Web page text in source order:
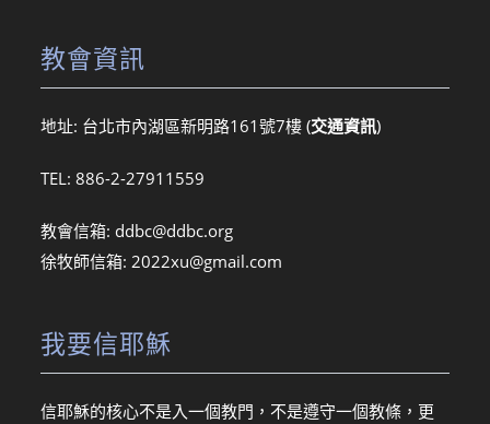
教會資訊
地址: 台北市內湖區新明路161號7樓 (交通資訊)
TEL: 886-2-27911559
教會信箱: ddbc@ddbc.org
徐牧師信箱:2022xu@gmail.com
我要信耶穌
信耶穌的核心不是入一個教門，不是遵守一個教條，更